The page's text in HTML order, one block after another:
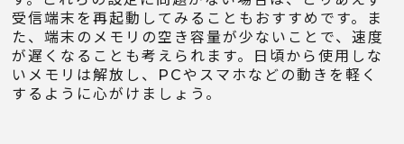
受信端末を再起動してみることもおすすめです。ま
た、端末のメモリの空き容量が少ないことで、速度
が遅くなることも考えられます。日頃から使用しな
いメモリは解放し、PCやスマホなどの動きを軽く
するように心がけましょう。